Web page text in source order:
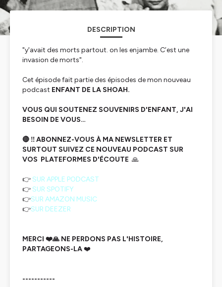
DESCRIPTION
"y'avait des morts partout. on les enjambe. C’est une
invasion de morts".
Cet épisode fait partie des épisodes de mon nouveau
podcast ENFANT DE LA SHOAH.
VOUS QUI SOUTENEZ SOUVENIRS D'ENFANT, J'AI
BESOIN DE VOUS…
🔴 ‼️ ABONNEZ-VOUS À MA NEWSLETTER ET
SURTOUT SUIVEZ CE NOUVEAU PODCAST SUR
VOS PLATEFORMES D'ÉCOUTE 🙏
👉 SUR APPLE PODCAST
👉 SUR SPOTIFY
👉SUR AMAZON MUSIC
👉SUR DEEZER
MERCI ❤️🙏 NE PERDONS PAS L'HISTOIRE,
PARTAGEONS-LA❤️
-----------